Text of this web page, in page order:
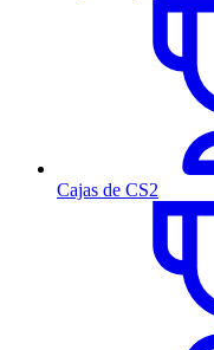
Cajas de CS2